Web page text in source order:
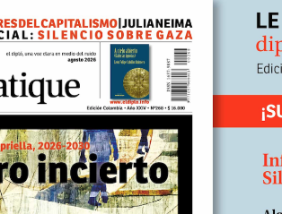
un proyecto de ley que permite la
de una droga prohibida en la